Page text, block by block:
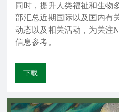
同时，提升人类福祉和生物
部汇总近期国际以及国内有
动态以及相关活动，为关注
信息参考。
下载